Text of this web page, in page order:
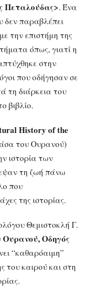
Πεταλούδας>. Ένα
δεν παραβλέπει
την επιστήμη της
όπως, γιατί η
στην
που οδήγησαν σε
τη διάρκεια του
βιβλίο.
History of the
του Ουρανού)
ιστορία των
τη ζωή πάνω
που
της ιστορίας.
Θεμιστοκλή Γ.
Οδηγός
“καθαρόαιμη”
του καιρού και στη